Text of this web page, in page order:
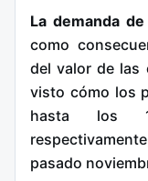
La demanda
como
del valor de las
visto cómo los
hasta los
pasado